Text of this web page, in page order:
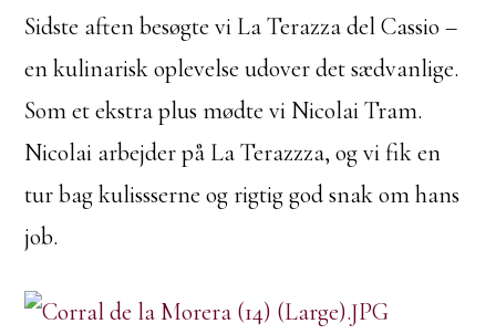
Sidste aften besøgte vi La Terazza del Cassio –
en kulinarisk oplevelse udover det sædvanlige.
Som et ekstra plus mødte vi Nicolai Tram.
Nicolai arbejder på La Terazzza, og vi fik en
tur bag kulissserne og rigtig god snak om hans
job.